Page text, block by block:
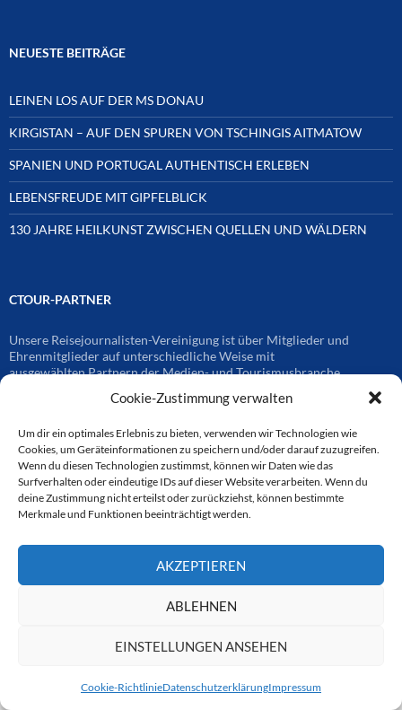
Cookie-Zustimmung verwalten
Um dir ein optimales Erlebnis zu bieten, verwenden wir Technologien wie
Cookies, um Geräteinformationen zu speichern und/oder darauf zuzugreifen.
Wenn du diesen Technologien zustimmst, können wir Daten wie das
Surfverhalten oder eindeutige IDs auf dieser Website verarbeiten. Wenn du
deine Zustimmung nicht erteilst oder zurückziehst, können bestimmte
Merkmale und Funktionen beeinträchtigt werden.
AKZEPTIEREN
ABLEHNEN
EINSTELLUNGEN ANSEHEN
Cookie-RichtlinieDatenschutzerklärungImpressum
NEUESTE BEITRÄGE
LEINEN LOS AUF DER MS DONAU
KIRGISTAN – AUF DEN SPUREN VON TSCHINGIS AITMATOW
SPANIEN UND PORTUGAL AUTHENTISCH ERLEBEN
LEBENSFREUDE MIT GIPFELBLICK
130 JAHRE HEILKUNST ZWISCHEN QUELLEN UND WÄLDERN
CTOUR-PARTNER
Unsere Reisejournalisten-Vereinigung ist über Mitglieder und
Ehrenmitglieder auf unterschiedliche Weise mit
ausgewählten Partnern der Medien- und Tourismusbranche
Auswahl der Online-Plattformen:
CTOUR
CTOUR der Club der Tourismus-Journalisten. Wir freuen uns immer
über Anfragen von neuen Mitgliedern. Nehmen Sie bei Interesse über